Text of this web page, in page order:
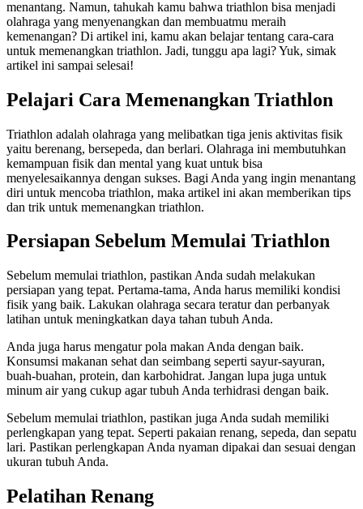
menantang. Namun, tahukah kamu bahwa triathlon bisa menjadi
olahraga yang menyenangkan dan membuatmu meraih
kemenangan? Di artikel ini, kamu akan belajar tentang cara-cara
untuk memenangkan triathlon. Jadi, tunggu apa lagi? Yuk, simak
artikel ini sampai selesai!
Pelajari Cara Memenangkan Triathlon
Triathlon adalah olahraga yang melibatkan tiga jenis aktivitas fisik
yaitu berenang, bersepeda, dan berlari. Olahraga ini membutuhkan
kemampuan fisik dan mental yang kuat untuk bisa
menyelesaikannya dengan sukses. Bagi Anda yang ingin menantang
diri untuk mencoba triathlon, maka artikel ini akan memberikan tips
dan trik untuk memenangkan triathlon.
Persiapan Sebelum Memulai Triathlon
Sebelum memulai triathlon, pastikan Anda sudah melakukan
persiapan yang tepat. Pertama-tama, Anda harus memiliki kondisi
fisik yang baik. Lakukan olahraga secara teratur dan perbanyak
latihan untuk meningkatkan daya tahan tubuh Anda.
Anda juga harus mengatur pola makan Anda dengan baik.
Konsumsi makanan sehat dan seimbang seperti sayur-sayuran,
buah-buahan, protein, dan karbohidrat. Jangan lupa juga untuk
minum air yang cukup agar tubuh Anda terhidrasi dengan baik.
Sebelum memulai triathlon, pastikan juga Anda sudah memiliki
perlengkapan yang tepat. Seperti pakaian renang, sepeda, dan sepatu
lari. Pastikan perlengkapan Anda nyaman dipakai dan sesuai dengan
ukuran tubuh Anda.
Pelatihan Renang